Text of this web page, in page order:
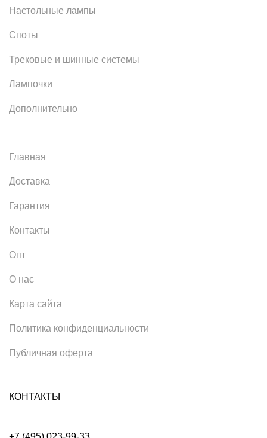
Настольные лампы
Споты
Трековые и шинные системы
Лампочки
Дополнительно
Главная
Доставка
Гарантия
Контакты
Опт
О нас
Карта сайта
Политика конфиденциальности
Публичная оферта
КОНТАКТЫ